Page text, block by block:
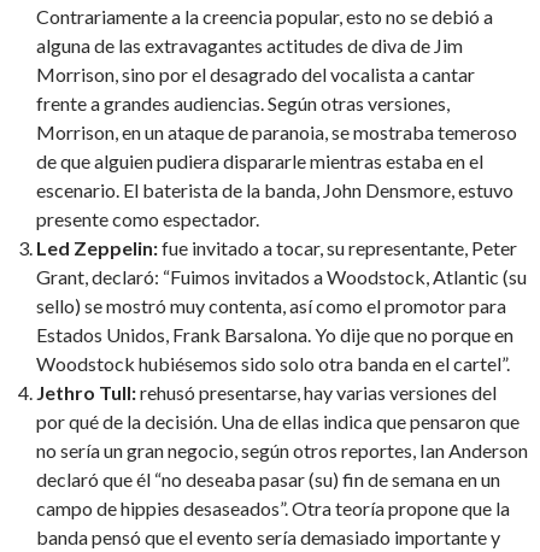
Contrariamente a la creencia popular, esto no se debió a
alguna de las extravagantes actitudes de diva de Jim
Morrison, sino por el desagrado del vocalista a cantar
frente a grandes audiencias. Según otras versiones,
Morrison, en un ataque de paranoia, se mostraba temeroso
de que alguien pudiera dispararle mientras estaba en el
escenario. El baterista de la banda, John Densmore, estuvo
presente como espectador.
Led Zeppelin:fue invitado a tocar, su representante, Peter
Grant, declaró: “Fuimos invitados a Woodstock, Atlantic (su
sello) se mostró muy contenta, así como el promotor para
Estados Unidos, Frank Barsalona. Yo dije que no porque en
Woodstock hubiésemos sido solo otra banda en el cartel”.
Jethro Tull:rehusó presentarse, hay varias versiones del
por qué de la decisión. Una de ellas indica que pensaron que
no sería un gran negocio, según otros reportes, Ian Anderson
declaró que él “no deseaba pasar (su) fin de semana en un
campo de hippies desaseados”. Otra teoría propone que la
banda pensó que el evento sería demasiado importante y